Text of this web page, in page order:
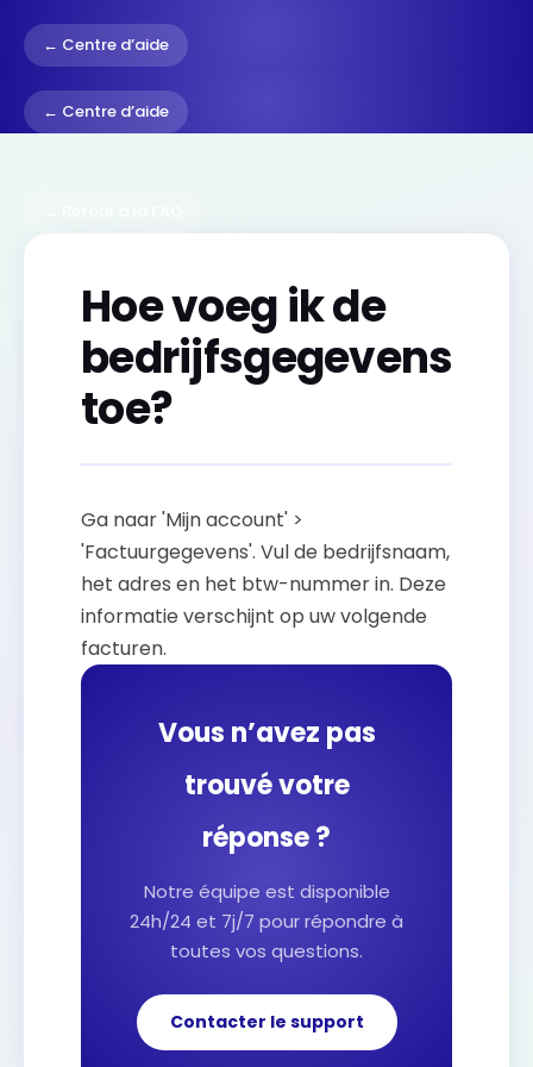
← Centre d’aide
← Centre d’aide
Hoe voeg ik de
bedrijfsgegevens
toe?
Ga naar 'Mijn account' >
'Factuurgegevens'. Vul de bedrijfsnaam,
het adres en het btw-nummer in. Deze
informatie verschijnt op uw volgende
facturen.
Vous n’avez pas
trouvé votre
réponse ?
Notre équipe est disponible
24h/24 et 7j/7 pour répondre à
toutes vos questions.
Contacter le support